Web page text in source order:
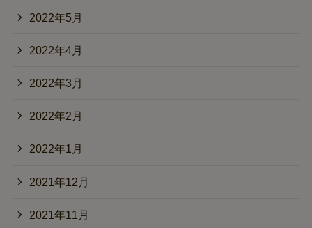
2022年5月
2022年4月
2022年3月
2022年2月
2022年1月
2021年12月
2021年11月